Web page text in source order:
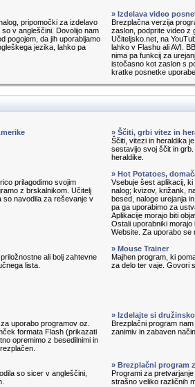
pripomočki za izdelavo
v angleščini. Dovolijo nam
pogojem, da jih uporabljamo
jezika, lahko pa
» Izdelava video
Brezplačna verzija
zaslon, podprite video z
Učiteljsko.net, na
lahko v Flashu ali AVI.
nima pa funkcij za
istočasno kot zaslon s
kratke posnetke
» Ščiti, grbi vitez in
Ščiti, vitezi in heraldika
sestavijo svoj ščit in
heraldike.
prilagodimo svojim
z brskalnikom. Učitelj
so navodila za reševanje v
» Hot Potatoes,
Vsebuje šest aplikacij,
nalog; kvizov, križank,
besed, naloge urejanja
pa ga uporabimo za
Aplikacije morajo biti
Ostali uporabniki
Website. Za uporabo se
ali bolj zahtevne
lista.
» Mouse Trainer
Majhen program, ki
za delo ter vaje. Govori
uporabo programov oz.
formata Flash (prikazati
opremimo z besedilnimi in
» Izdelajte si
Brezplačni program
zanimiv in zabaven
so sicer v angleščini,
» Brezplačni program
Programi za
strašno veliko različnih